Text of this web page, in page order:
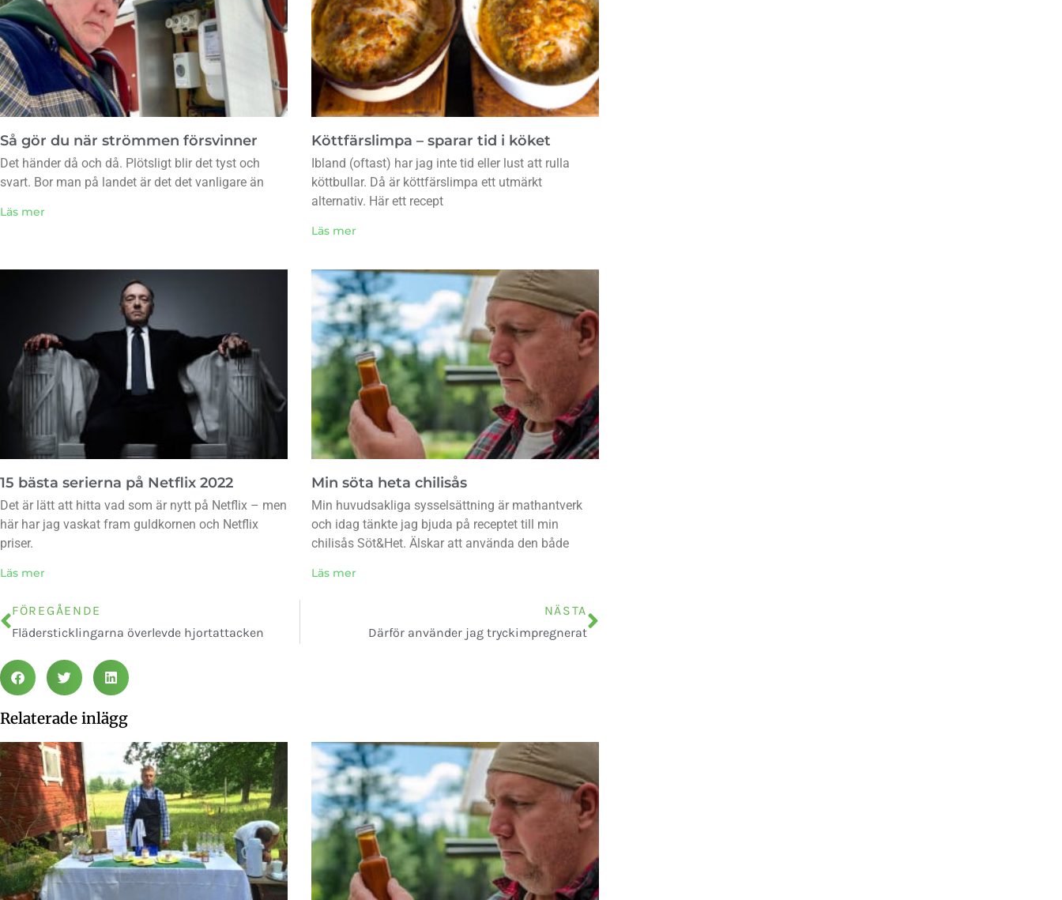
Så gör du när strömmen försvinner
Det händer då och då. Plötsligt blir det tyst och
svart. Bor man på landet är det det vanligare än
Läs mer
Köttfärslimpa – sparar tid i köket
Ibland (oftast) har jag inte tid eller lust att rulla
köttbullar. Då är köttfärslimpa ett utmärkt
alternativ. Här ett recept
Läs mer
15 bästa serierna på Netflix 2022
Det är lätt att hitta vad som är nytt på Netflix – men
här har jag vaskat fram guldkornen och Netflix
priser.
Läs mer
Min söta heta chilisås
Min huvudsakliga sysselsättning är mathantverk
och idag tänkte jag bjuda på receptet till min
chilisås Söt&Het. Älskar att använda den både
Läs mer
FÖREGÅENDE
Flädersticklingarna överlevde hjortattacken
NÄSTA
Därför använder jag tryckimpregnerat
Relaterade inlägg